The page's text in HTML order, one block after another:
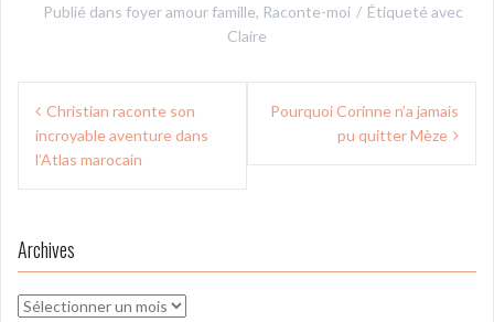
Publié dans foyer amour famille, Raconte-moi
Étiqueté avec
Claire
Navigation
de
l’article
Christian raconte son
incroyable aventure dans
l’Atlas marocain
Pourquoi Corinne n’a jamais
pu quitter Mèze
Archives
Archives